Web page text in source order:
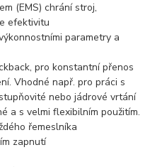
(EMS) chrání stroj,
efektivitu
parametry a
pro konstantní přenos
Vhodné např. pro práci s
nebo jádrové vrtání
a s velmi flexibilním použitím.
řemeslníka
zapnutí